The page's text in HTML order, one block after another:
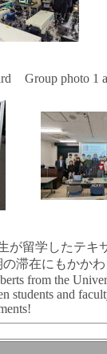
Group photo 1
が留学したテキ
滞在にもかか
from the
students and